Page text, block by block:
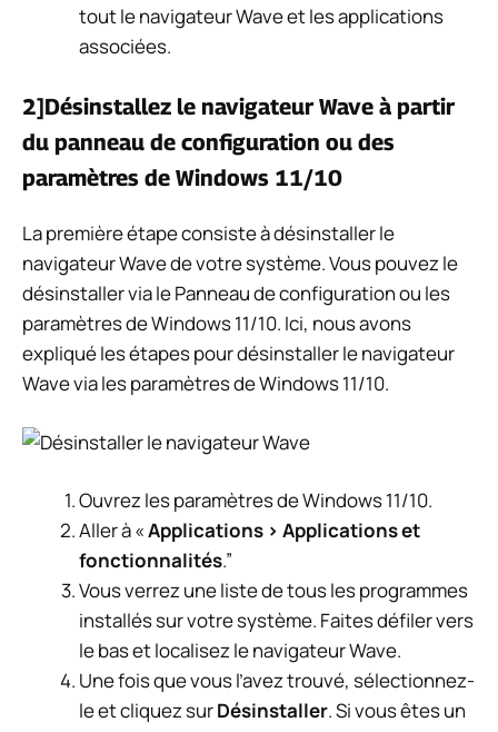
tout le navigateur Wave et les applications
associées.
2]Désinstallez le navigateur Wave à partir
du panneau de configuration ou des
paramètres de Windows 11/10
La première étape consiste à désinstaller le
navigateur Wave de votre système. Vous pouvez le
désinstaller via le Panneau de configuration ou les
paramètres de Windows 11/10. Ici, nous avons
expliqué les étapes pour désinstaller le navigateur
Wave via les paramètres de Windows 11/10.
Ouvrez les paramètres de Windows 11/10.
Aller à «Applications > Applications et
fonctionnalités.”
Vous verrez une liste de tous les programmes
installés sur votre système. Faites défiler vers
le bas et localisez le navigateur Wave.
Une fois que vous l’avez trouvé, sélectionnez-
le et cliquez surDésinstaller. Si vous êtes un